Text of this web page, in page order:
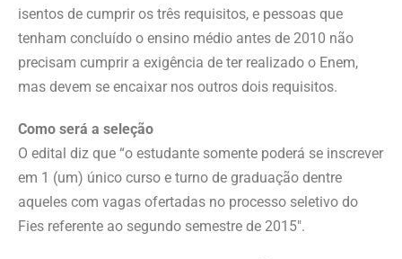
isentos de cumprir os três requisitos, e pessoas que
tenham concluído o ensino médio antes de 2010 não
precisam cumprir a exigência de ter realizado o Enem,
mas devem se encaixar nos outros dois requisitos.
Como será a seleção
O edital diz que “o estudante somente poderá se inscrever
em 1 (um) único curso e turno de graduação dentre
aqueles com vagas ofertadas no processo seletivo do
Fies referente ao segundo semestre de 2015″.